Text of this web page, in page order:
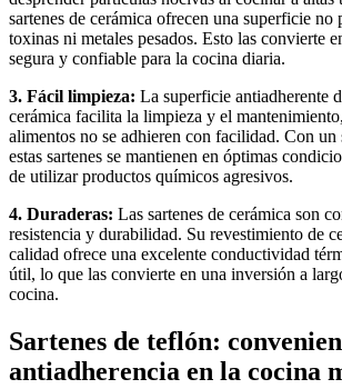
sartenes de cerámica ofrecen una superficie no
toxinas ni metales pesados. Esto las convierte
segura y confiable para la cocina diaria.
3. Fácil limpieza: La superficie antiadherente
cerámica facilita la limpieza y el
alimentos no se adhieren con facilidad. Con un
estas sartenes se mantienen en óptimas
de utilizar productos químicos agresivos.
4. Duraderas: Las sartenes de cerámica son
resistencia y durabilidad. Su revestimiento de
calidad ofrece una excelente conductividad
útil, lo que las convierte en una inversión a
cocina.
Sartenes de teflón:
antiadherencia en la cocina